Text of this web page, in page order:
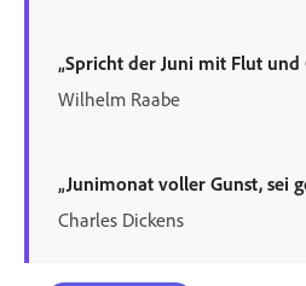
„Spricht der Juni mit Flut
Wilhelm Raabe
„Junimonat voller Gunst, sei
Charles Dickens